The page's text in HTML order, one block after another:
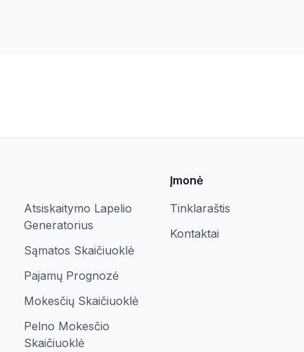
Atsiskaitymo Lapelio
Generatorius
Sąmatos Skaičiuoklė
Pajamų Prognozė
Mokesčių Skaičiuoklė
Pelno Mokesčio
Skaičiuoklė
Įmonė
Tinklaraštis
Kontaktai